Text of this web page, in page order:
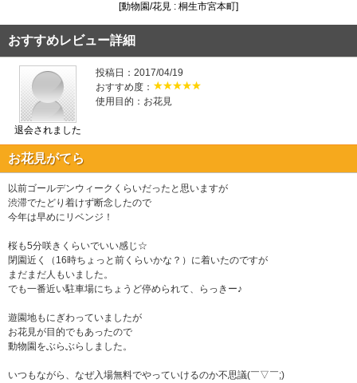
[動物園/花見 : 桐生市宮本町]
おすすめレビュー詳細
退会されました
投稿日：2017/04/19
おすすめ度：
使用目的：お花見
お花見がてら
以前ゴールデンウィークくらいだったと思いますが
渋滞でたどり着けず断念したので
今年は早めにリベンジ！
桜も5分咲きくらいでいい感じ☆
閉園近く（16時ちょっと前くらいかな？）に着いたのですが
まだまだ人もいました。
でも一番近い駐車場にちょうど停められて、らっきー♪
遊園地もにぎわっていましたが
お花見が目的でもあったので
動物園をぶらぶらしました。
いつもながら、なぜ入場無料でやっていけるのか不思議(￣▽￣;)